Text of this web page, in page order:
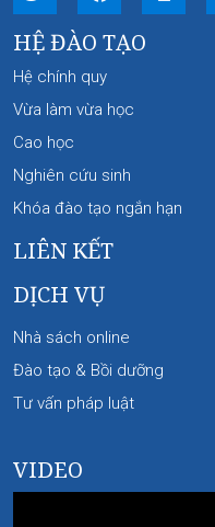
HỆ ĐÀO TẠO
Hệ chính quy
Vừa làm vừa học
Cao học
Nghiên cứu sinh
Khóa đào tạo ngắn hạn
LIÊN KẾT
DỊCH VỤ
Nhà sách online
Đào tạo & Bồi dưỡng
Tư vấn pháp luật
VIDEO